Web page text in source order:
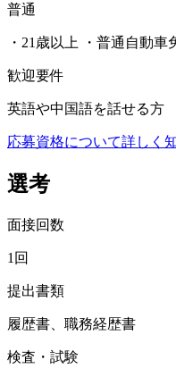
普通
・21歳以上 ・普通自動
歓迎要件
英語や中国語を話せる方
応募資格について詳しく
選考
面接回数
1回
提出書類
履歴書、職務経歴書
検査・試験